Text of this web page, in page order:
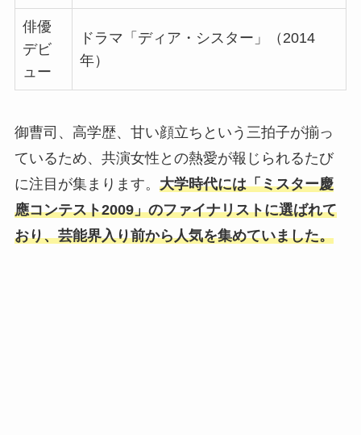
俳優
デビ
ュー
ドラマ「ディア・シスター」（2014
年）
御曹司、高学歴、甘い顔立ちという三拍子が揃っ
ているため、共演女性との熱愛が報じられるたび
に注目が集まります。 大学時代には「ミスター慶
應コンテスト2009」のファイナリストに選ばれて
おり、芸能界入り前から人気を集めていました。